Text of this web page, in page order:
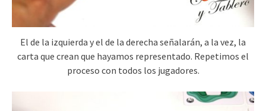
El de la izquierda y el de la derecha señalarán, a la vez, la
carta que crean que hayamos representado. Repetimos el
proceso con todos los jugadores.